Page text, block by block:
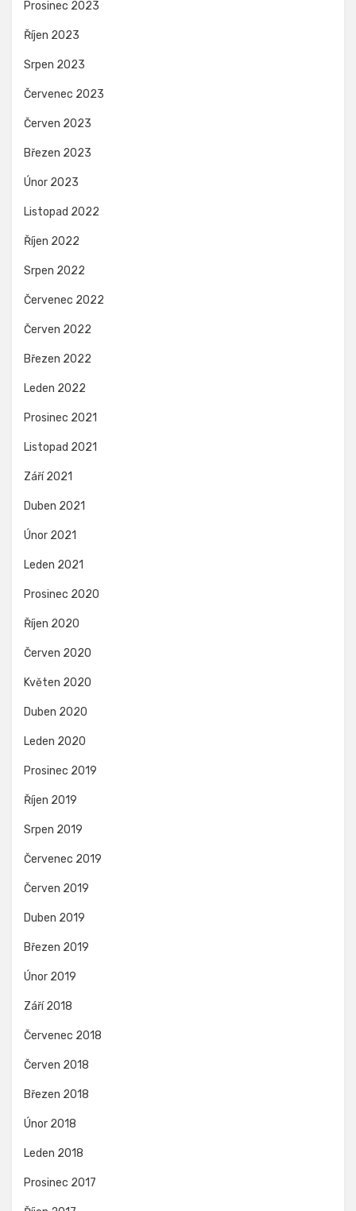
Prosinec 2023
Říjen 2023
Srpen 2023
Červenec 2023
Červen 2023
Březen 2023
Únor 2023
Listopad 2022
Říjen 2022
Srpen 2022
Červenec 2022
Červen 2022
Březen 2022
Leden 2022
Prosinec 2021
Listopad 2021
Září 2021
Duben 2021
Únor 2021
Leden 2021
Prosinec 2020
Říjen 2020
Červen 2020
Květen 2020
Duben 2020
Leden 2020
Prosinec 2019
Říjen 2019
Srpen 2019
Červenec 2019
Červen 2019
Duben 2019
Březen 2019
Únor 2019
Září 2018
Červenec 2018
Červen 2018
Březen 2018
Únor 2018
Leden 2018
Prosinec 2017